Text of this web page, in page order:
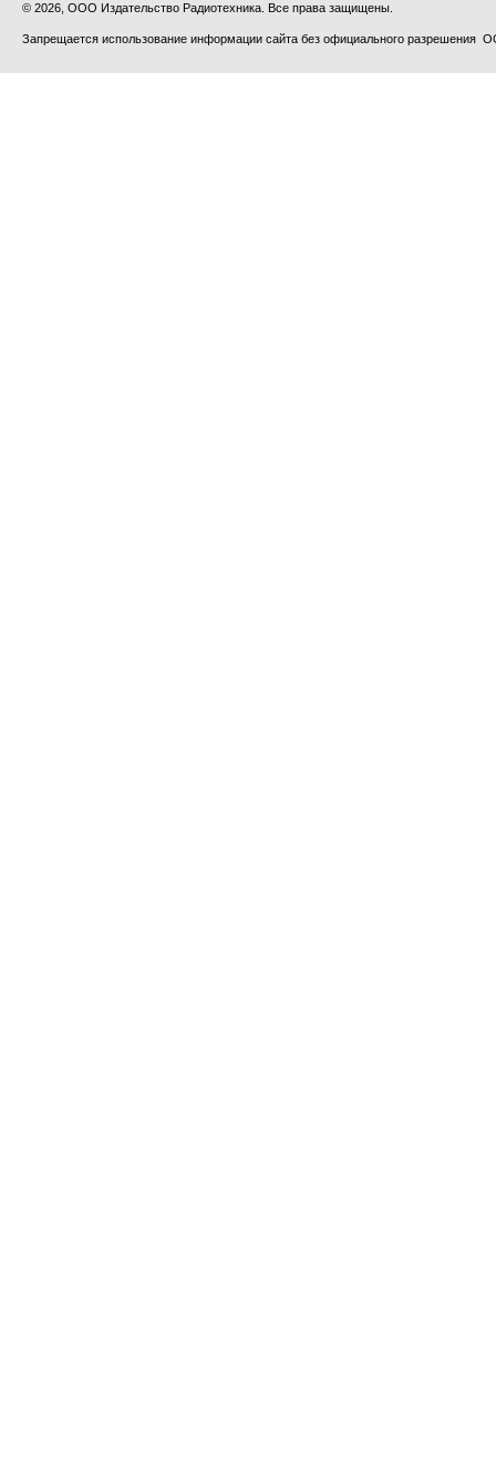
© 2026, ООО Издательство Радиотехника. Все права защищены.
Запрещается использование информации сайта без официального разрешения